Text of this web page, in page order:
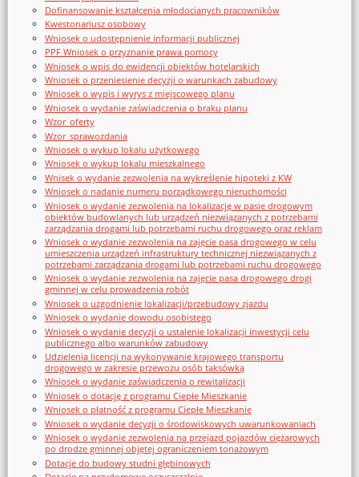
Dofinansowanie kształcenia młodocianych pracowników
Kwestonariusz osobowy
Wniosek o udostępnienie informacji publicznej
PPF Wniosek o przyznanie prawa pomocy
Wniosek o wpis do ewidencji obiektów hotelarskich
Wniosek o przeniesienie decyzji o warunkach zabudowy
Wniosek o wypis i wyrys z miejscowego planu
Wniosek o wydanie zaświadczenia o braku planu
Wzor_oferty
Wzor_sprawozdania
Wniosek o wykup lokalu użytkowego
Wniosek o wykup lokalu mieszkalnego
Wnisek o wydanie zezwolenia na wykreślenie hipoteki z KW
Wniosek o nadanie numeru porządkowego nieruchomości
Wniosek o wydanie zezwolenia na lokalizację w pasie drogowym
obiektów budowlanych lub urządzeń niezwiązanych z potrzebami
zarządzania drogami lub potrzebami ruchu drogowego oraz reklam
Wniosek o wydanie zezwolenia na zajęcie pasa drogowego w celu
umieszczenia urządzeń infrastruktury technicznej niezwiązanych z
potrzebami zarządzania drogami lub potrzebami ruchu drogowego
Wniosek o wydanie zezwolenia na zajęcie pasa drogowego drogi
gminnej w celu prowadzenia robót
Wniosek o uzgodnienie lokalizacji/przebudowy zjazdu
Wniosek o wydanie dowodu osobistego
Wniosek o wydanie decyzji o ustalenie lokalizacji inwestycji celu
publicznego albo warunków zabudowy
Udzielenia licencji na wykonywanie krajowego transportu
drogowego w zakresie przewozu osób taksówką
Wniosek o wydanie zaświadczenia o rewitalizacji
Wniosek o dotację z programu Ciepłe Mieszkanie
Wniosek o płatność z programu Ciepłe Mieszkanie
Wniosek o wydanie decyzji o środowiskowych uwarunkowaniach
Wniosek o wydanie zezwolenia na przejazd pojazdów ciężarowych
po drodze gminnej objętej ograniczeniem tonażowym
Dotacje do budowy studni głębinowych